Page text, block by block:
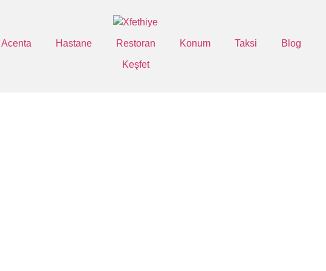
Acenta Hastane Restoran Konum Taksi Blog
Keşfet